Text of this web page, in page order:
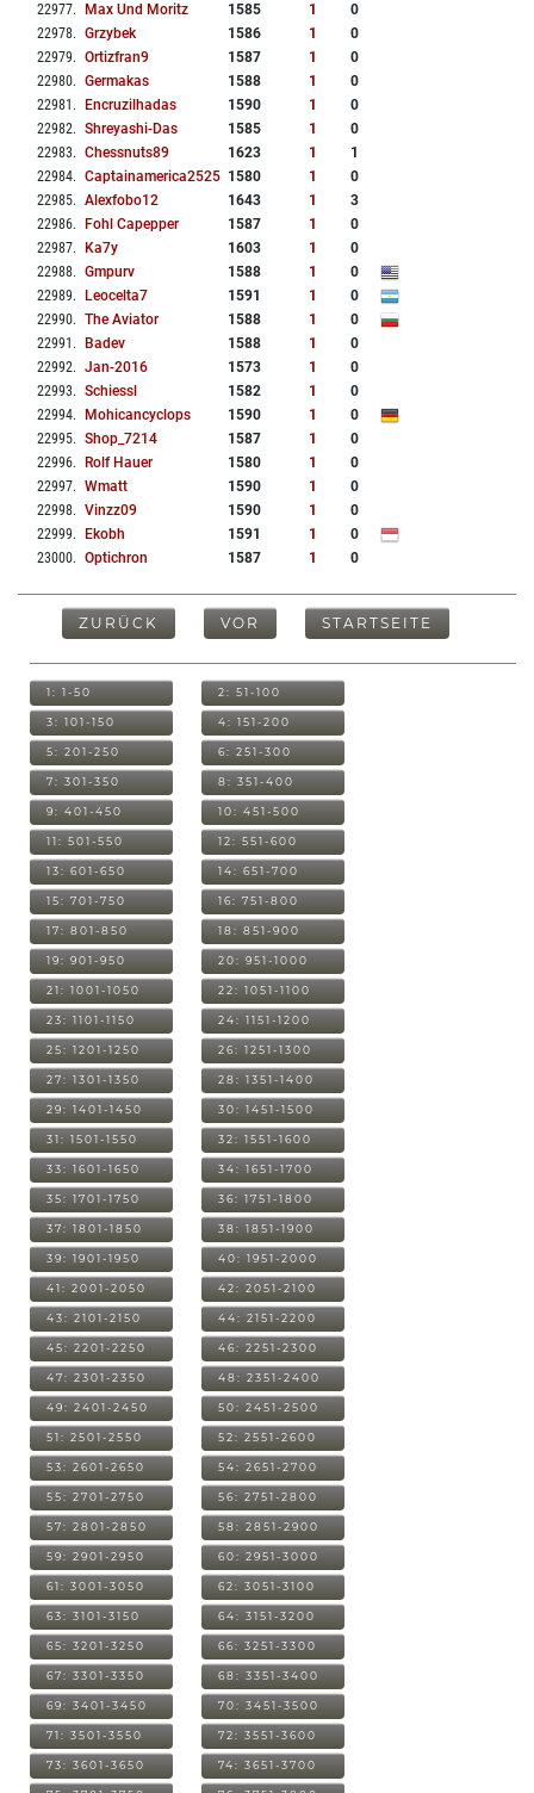
22977. Max Und Moritz 1585 1
0
22978. Grzybek 1586 1
0
22979. Ortizfran9 1587 1
0
22980. Germakas 1588 1
0
22981 . Encruzilhadas 1590 1
0
22982. Shreyashi-Das 1585 1
0
22983. Chessnuts89 1623 1
1
22984. Captainamerica2525 1580 1
0
22985. Alexfobo12 1643 1
3
22986. Fohl Capepper 1587 1
0
22987. Ka7y 1603 1
0
22988. Gmpurv 1588 1
0
22989. Leocelta7 1591 1
0
22990. The Aviator 1588 1
0
22991 . Badev 1588 1
0
22992. Jan-2016 1573 1
0
22993. Schiessl 1582 1
0
22994. Mohicancyclops 1590 1
0
22995. Shop_7214 1587 1
0
22996. Rolf Hauer 1580 1
0
22997. Wmatt 1590 1
0
22998. Vinzz09 1590 1
0
22999. Ekobh 1591 1
0
23000. Optichron 1587 1 0
ZURÜCK VOR STARTSEITE
1: 1-50 2: 51-100
3: 101-150 4: 151-200
5: 201-250 6: 251-300
7: 301-350 8: 351-400
9: 401-450 10: 451-500
11: 501-550 12: 551-600
13: 601-650 14: 651-700
15: 701-750 16: 751-800
17: 801-850 18: 851-900
19: 901-950 20: 951-1000
21: 1001-1050 22: 1051-1100
23: 1101-1150 24: 1151-1200
25: 1201-1250 26: 1251-1300
27: 1301-1350 28: 1351-1400
29: 1401-1450 30: 1451-1500
31: 1501-1550 32: 1551-1600
33: 1601-1650 34: 1651-1700
35: 1701-1750 36: 1751-1800
37: 1801-1850 38: 1851-1900
39: 1901-1950 40: 1951-2000
41: 2001-2050 42: 2051-2100
43: 2101-2150 44: 2151-2200
45: 2201-2250 46: 2251-2300
47: 2301-2350 48: 2351-2400
49: 2401-2450 50: 2451-2500
51: 2501-2550 52: 2551-2600
53: 2601-2650 54: 2651-2700
55: 2701-2750 56: 2751-2800
57: 2801-2850 58: 2851-2900
59: 2901-2950 60: 2951-3000
61: 3001-3050 62: 3051-3100
63: 3101-3150 64: 3151-3200
65: 3201-3250 66: 3251-3300
67: 3301-3350 68: 3351-3400
69: 3401-3450 70: 3451-3500
71: 3501-3550 72: 3551-3600
73: 3601-3650 74: 3651-3700